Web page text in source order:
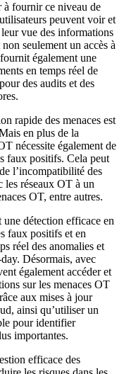
à fournir ce niveau de
peuvent voir et
vue des informations
seulement un accès à
également une
en temps réel de
des audits et des
rapide des menaces est
en plus de la
nécessite également de
faux positifs. Cela peut
l’incompatibilité des
les réseaux OT à un
OT, entre autres.
détection efficace en
faux positifs et en
réel des anomalies et
Désormais, avec
également accéder et
sur les menaces OT
aux mises à jour
ainsi qu’utiliser un
pour identifier
importantes.
efficace des